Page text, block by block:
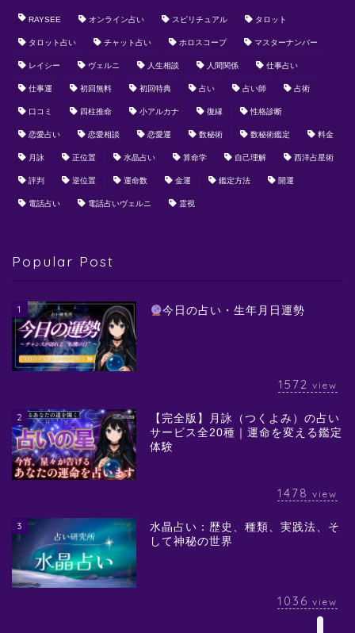
RAYSEE オンライン占い スピリチュアル タロット
タロット占い チャット占い ホロスコープ マスターナンバー
レイシー ヴェルニ 人生相談 人間関係 仕事占い
仕事運 初回無料 初回特典 占い 占い師 占術
口コミ 四柱推命 小アルカナ 復縁 性格診断
恋愛占い 恋愛相談 恋愛運 数秘術 数秘術鑑定 料金
月詠 正位置 水晶占い 算命学 自己理解 西洋占星術
評判 逆位置 運命数 金運 鑑定方法 開運
電話占い 電話占いヴェルニ 霊視
Popular Post
1 今日の占い・生年月日運勢
1572 view
2
【完全版】月詠（つくよみ）の占い
サービス全20種｜運命を変える鑑定
体験
1478 view
3
水晶占い：歴史、種類、実践法、そ
して神秘の世界
1036 view